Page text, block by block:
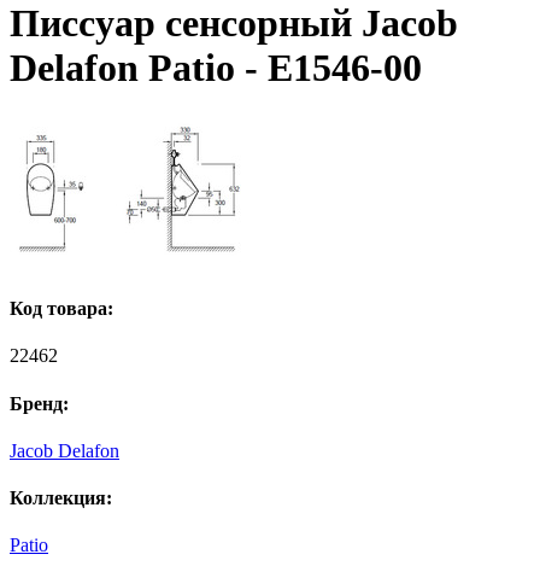
Писсуар сенсорный Jacob
Delafon Patio - E1546-00
Код товара:
22462
Бренд:
Jacob Delafon
Коллекция:
Patio